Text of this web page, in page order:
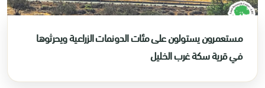
مستعمرون يستولون على مئات الدونمات الزراعية ويحرثوها
في قرية سكة غرب الخليل